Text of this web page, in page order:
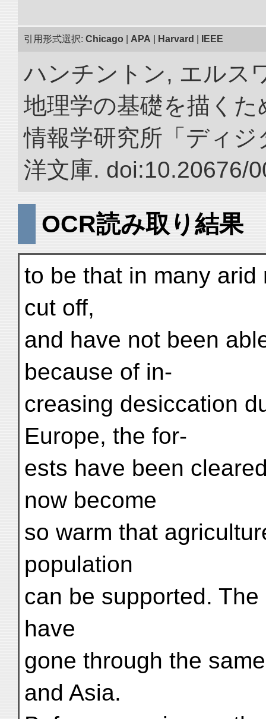
引用形式選択: Chicago APA Harvard IEEE
ハンチントン, エルス
地理学の基礎を描くた
情報学研究所「ディ
洋文庫. doi:10.20676/
OCR読み取り結果
to be that in many
cut off,
and have not been
because of in-
creasing desiccation
Europe, the for-
ests have been
now become
so warm that
population
can be supported.
have
gone through the
and Asia.